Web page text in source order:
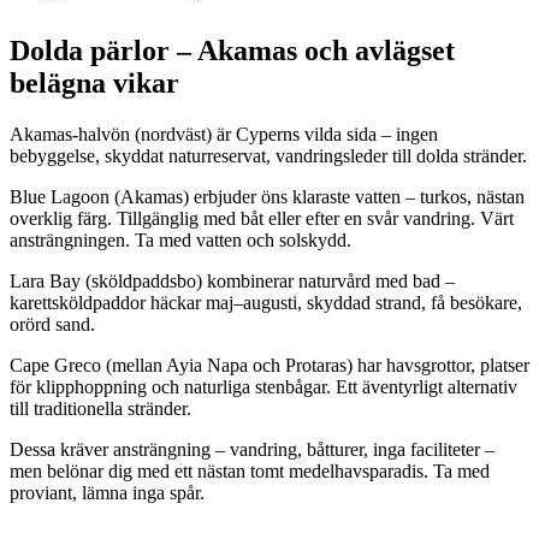
Dolda pärlor – Akamas och avlägset
belägna vikar
Akamas-halvön (nordväst) är Cyperns vilda sida – ingen
bebyggelse, skyddat naturreservat, vandringsleder till dolda stränder.
Blue Lagoon (Akamas) erbjuder öns klaraste vatten – turkos, nästan
overklig färg. Tillgänglig med båt eller efter en svår vandring. Värt
ansträngningen. Ta med vatten och solskydd.
Lara Bay (sköldpaddsbo) kombinerar naturvård med bad –
karettsköldpaddor häckar maj–augusti, skyddad strand, få besökare,
orörd sand.
Cape Greco (mellan Ayia Napa och Protaras) har havsgrottor, platser
för klipphoppning och naturliga stenbågar. Ett äventyrligt alternativ
till traditionella stränder.
Dessa kräver ansträngning – vandring, båtturer, inga faciliteter –
men belönar dig med ett nästan tomt medelhavsparadis. Ta med
proviant, lämna inga spår.